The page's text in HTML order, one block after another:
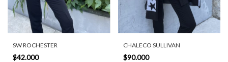
SW ROCHESTER
$42.000
CHALECO SULLIVAN
$90.000